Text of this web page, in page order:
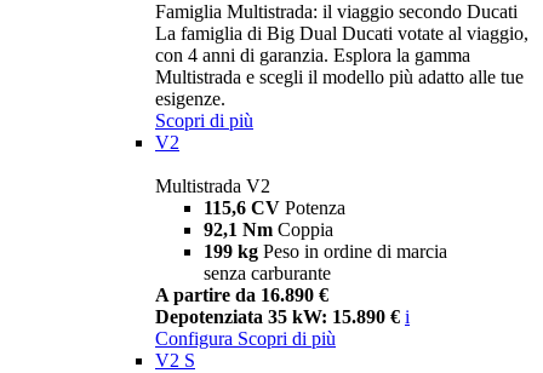
Famiglia Multistrada: il viaggio secondo Ducati
La famiglia di Big Dual Ducati votate al viaggio,
con 4 anni di garanzia. Esplora la gamma
Multistrada e scegli il modello più adatto alle tue
esigenze.
Scopri di più
V2
Multistrada V2
115,6 CV Potenza
92,1 Nm Coppia
199 kg Peso in ordine di marcia
senza carburante
A partire da 16.890 €
Depotenziata 35 kW: 15.890 € i
Configura Scopri di più
V2 S